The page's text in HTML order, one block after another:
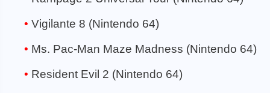
Vigilante 8 (Nintendo 64)
Ms. Pac-Man Maze Madness (Nintendo 64)
Resident Evil 2 (Nintendo 64)